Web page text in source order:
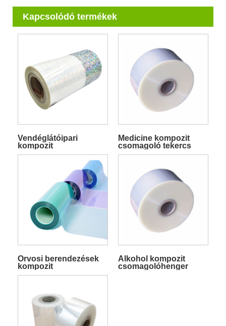
Kapcsolódó termékek
Vendéglátóipari
kompozit
csomagolótekercs
Medicine kompozit
csomagoló tekercs
membrán
Orvosi berendezések
kompozit
csomagolótekercs-
Alkohol kompozit
csomagolóhenger